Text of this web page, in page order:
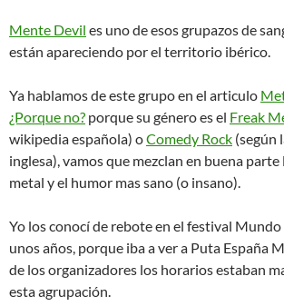
Mente Devil es uno de esos grupazos de
están apareciendo por el territorio ibérico.
Ya hablamos de este grupo en el articulo
¿Porque no? porque su género es el Freak
wikipedia española) oComedy Rock (según
inglesa), vamos que mezclan en buena parte
metal y el humor mas sano (o insano).
Yo los conocí de rebote en el festival
unos años, porque iba a ver a Puta España
de los organizadores los horarios estaban
esta agrupación.